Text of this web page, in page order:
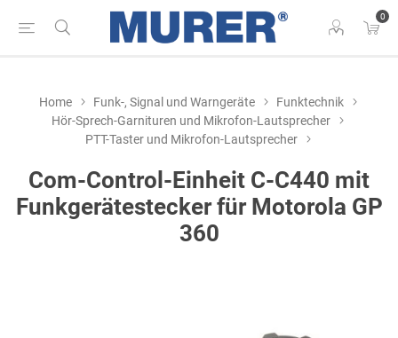
0
Home Funk-, Signal und Warngeräte
Funktechnik
Hör-Sprech-Garnituren und Mikrofon-Lautsprecher
PTT-Taster und Mikrofon-Lautsprecher
Com-Control-Einheit C-C440 mit
Funkgerätestecker für Motorola GP
360